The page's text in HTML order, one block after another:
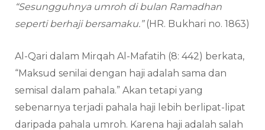
“Sesungguhnya umroh di bulan Ramadhan
seperti berhaji bersamaku.”(HR. Bukhari no. 1863)
Al-Qari dalam Mirqah Al-Mafatih (8: 442) berkata,
“Maksud senilai dengan haji adalah sama dan
semisal dalam pahala.” Akan tetapi yang
sebenarnya terjadi pahala haji lebih berlipat-lipat
daripada pahala umroh. Karena haji adalah salah